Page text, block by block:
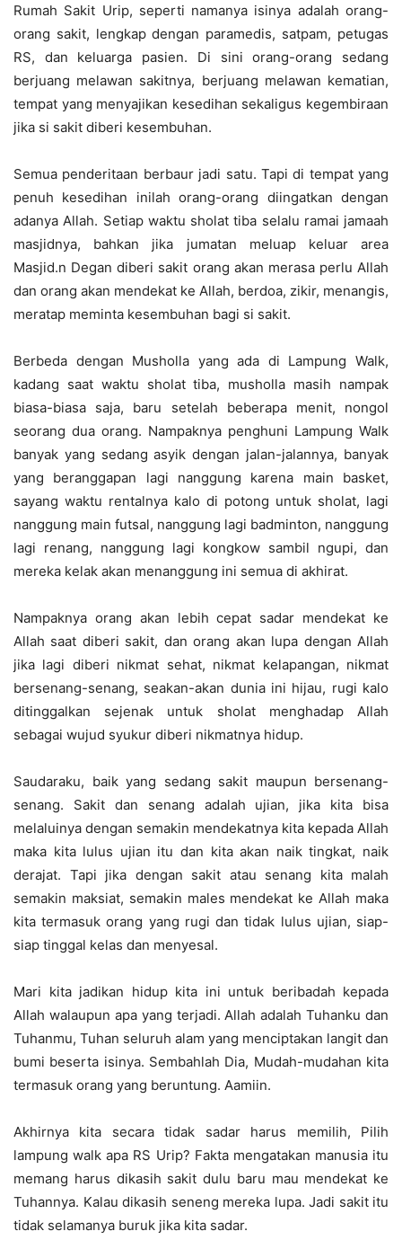
Rumah Sakit Urip, seperti namanya isinya adalah orang-
orang sakit, lengkap dengan paramedis, satpam, petugas
RS, dan keluarga pasien. Di sini orang-orang sedang
berjuang melawan sakitnya, berjuang melawan kematian,
tempat yang menyajikan kesedihan sekaligus kegembiraan
jika si sakit diberi kesembuhan.
Semua penderitaan berbaur jadi satu. Tapi di tempat yang
penuh kesedihan inilah orang-orang diingatkan dengan
adanya Allah. Setiap waktu sholat tiba selalu ramai jamaah
masjidnya, bahkan jika jumatan meluap keluar area
Masjid.n Degan diberi sakit orang akan merasa perlu Allah
dan orang akan mendekat ke Allah, berdoa, zikir, menangis,
meratap meminta kesembuhan bagi si sakit.
Berbeda dengan Musholla yang ada di Lampung Walk,
kadang saat waktu sholat tiba, musholla masih nampak
biasa-biasa saja, baru setelah beberapa menit, nongol
seorang dua orang. Nampaknya penghuni Lampung Walk
banyak yang sedang asyik dengan jalan-jalannya, banyak
yang beranggapan lagi nanggung karena main basket,
sayang waktu rentalnya kalo di potong untuk sholat, lagi
nanggung main futsal, nanggung lagi badminton, nanggung
lagi renang, nanggung lagi kongkow sambil ngupi, dan
mereka kelak akan menanggung ini semua di akhirat.
Nampaknya orang akan lebih cepat sadar mendekat ke
Allah saat diberi sakit, dan orang akan lupa dengan Allah
jika lagi diberi nikmat sehat, nikmat kelapangan, nikmat
bersenang-senang, seakan-akan dunia ini hijau, rugi kalo
ditinggalkan sejenak untuk sholat menghadap Allah
sebagai wujud syukur diberi nikmatnya hidup.
Saudaraku, baik yang sedang sakit maupun bersenang-
senang. Sakit dan senang adalah ujian, jika kita bisa
melaluinya dengan semakin mendekatnya kita kepada Allah
maka kita lulus ujian itu dan kita akan naik tingkat, naik
derajat. Tapi jika dengan sakit atau senang kita malah
semakin maksiat, semakin males mendekat ke Allah maka
kita termasuk orang yang rugi dan tidak lulus ujian, siap-
siap tinggal kelas dan menyesal.
Mari kita jadikan hidup kita ini untuk beribadah kepada
Allah walaupun apa yang terjadi. Allah adalah Tuhanku dan
Tuhanmu, Tuhan seluruh alam yang menciptakan langit dan
bumi beserta isinya. Sembahlah Dia, Mudah-mudahan kita
termasuk orang yang beruntung. Aamiin.
Akhirnya kita secara tidak sadar harus memilih, Pilih
lampung walk apa RS Urip? Fakta mengatakan manusia itu
memang harus dikasih sakit dulu baru mau mendekat ke
Tuhannya. Kalau dikasih seneng mereka lupa. Jadi sakit itu
tidak selamanya buruk jika kita sadar.